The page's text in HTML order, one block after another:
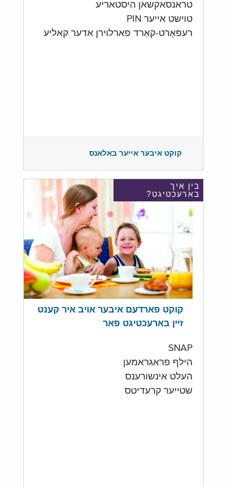
טראנסאקשאן היסטאריע
טוישט אייער PIN
רעפּאָרט-קאַרד פארלוירן אדער קאליע
קוקט איבער אייער באלאנס
בין איך
בארעכטיגט?
קוקט פארדעם איבער אויב איר קענט
זיין בארעכטיגט פאר
SNAP
הילף פראגראמען
העלט אינשורענס
שטייער קרעדיטס